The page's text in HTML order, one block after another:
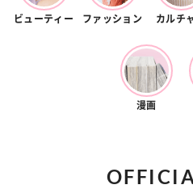
ビューティー ファッション カルチ
漫画